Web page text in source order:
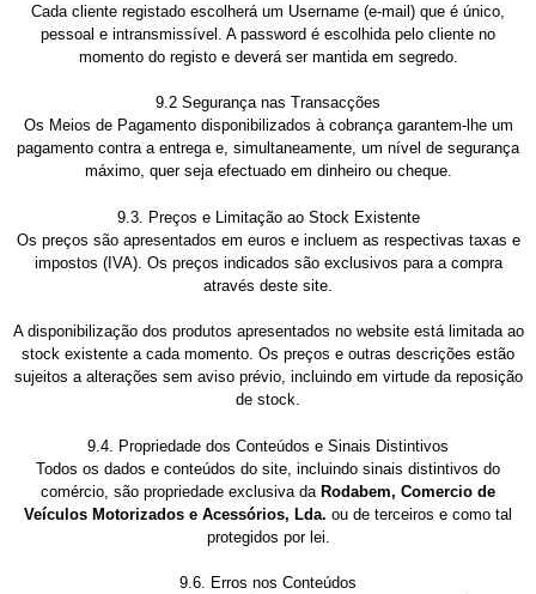
Cada cliente registado escolherá um Username (e-mail) que é único,
pessoal e intransmissível. A password é escolhida pelo cliente no
momento do registo e deverá ser mantida em segredo.
9.2 Segurança nas Transacções
Os Meios de Pagamento disponibilizados à cobrança garantem-lhe um
pagamento contra a entrega e, simultaneamente, um nível de segurança
máximo, quer seja efectuado em dinheiro ou cheque.
9.3. Preços e Limitação ao Stock Existente
Os preços são apresentados em euros e incluem as respectivas taxas e
impostos (IVA). Os preços indicados são exclusivos para a compra
através deste site.
A disponibilização dos produtos apresentados no website está limitada ao
stock existente a cada momento. Os preços e outras descrições estão
sujeitos a alterações sem aviso prévio, incluindo em virtude da reposição
de stock.
9.4. Propriedade dos Conteúdos e Sinais Distintivos
Todos os dados e conteúdos do site, incluindo sinais distintivos do
comércio, são propriedade exclusiva da Rodabem, Comercio de
Veículos Motorizados e Acessórios, Lda. ou de terceiros e como tal
protegidos por lei.
9.6. Erros nos Conteúdos